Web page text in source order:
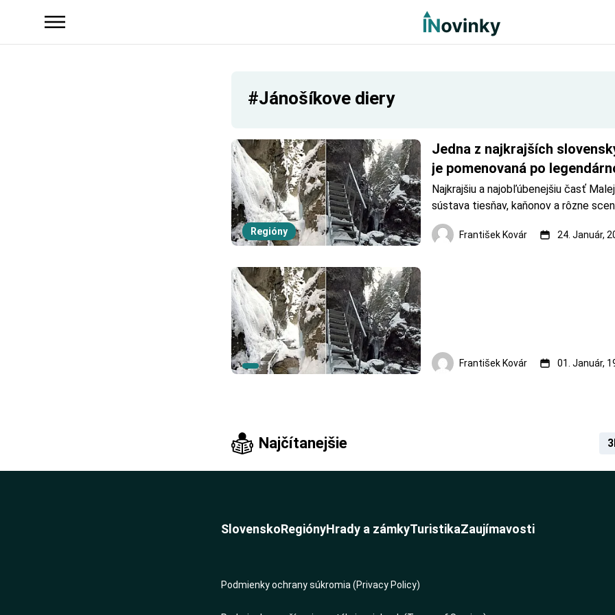
#Jánošíkove diery
Regióny
Jedna z najkrajších
je pomenovaná po
zbojníkovi.
Najkrajšiu a najobľúbenejšiu časť
sústava tiesňav, kaňonov a rôzne
útvarov. Nachádzajú sa v národnej
Rozsutec, pri obci Terchová.
František Kovár 24. Január,
František Kovár 01. Január,
Najčítanejšie
SlovenskoRegiónyHrady a zámkyTuristikaZaujímavosti
Podmienky ochrany súkromia (Privacy Policy)